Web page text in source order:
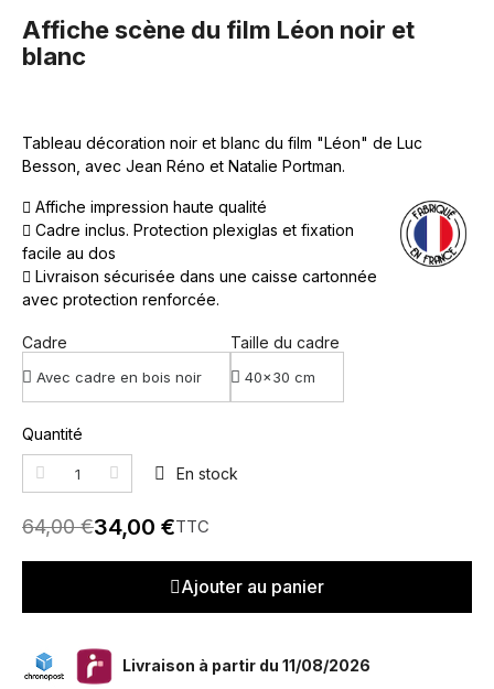
Affiche scène du film Léon noir et
blanc
Tableau décoration noir et blanc du film "Léon" de Luc
Besson, avec Jean Réno et Natalie Portman.
Affiche impression haute qualité
Cadre inclus. Protection plexiglas et fixation
facile au dos
Livraison sécurisée dans une caisse cartonnée
avec protection renforcée.
Cadre Taille du cadre
Quantité
En stock
64,00 €34,00 €TTC
Ajouter au panier
Livraison à partir du 11/08/2026